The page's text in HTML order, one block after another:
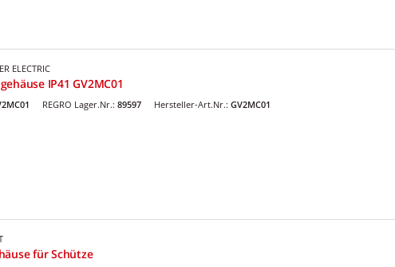
ELECTRIC
IP41 GV2MC01
REGRO Lager.Nr.: 89597 Hersteller-Art.Nr.: GV2MC01
für Schütze